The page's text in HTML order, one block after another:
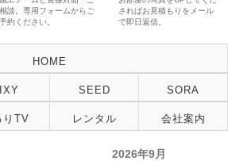
相談。専用フォームからご
予約ください。
さればお見積もりをメール
で即日返信。
HOME
SEED SORA
りTV レンタル 会社案内
2026年9月